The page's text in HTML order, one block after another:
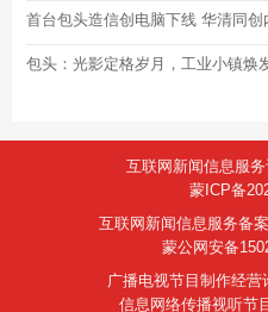
首台包头造信创电脑下线 华清同
包头：光影定格岁月，工业小镇焕
互联网新闻信息服
蒙ICP备
互联网新闻信息服务备
蒙公网安备
广播电视节目制作经
信息网络传播视听节